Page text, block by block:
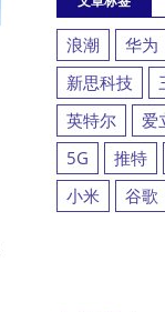
浪潮 华为
新思科技
英特尔
爱
5G
推特
小米
谷歌